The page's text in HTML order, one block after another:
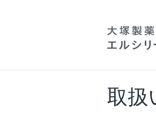
取扱